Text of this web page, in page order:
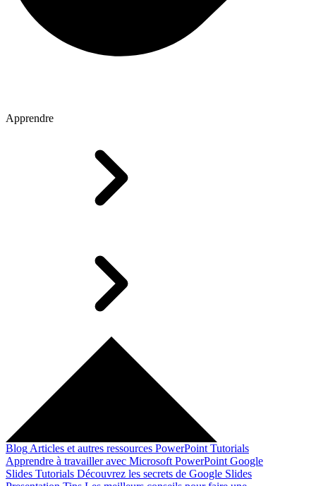
Apprendre
Blog Articles et autres ressources PowerPoint Tutorials
Apprendre à travailler avec Microsoft PowerPoint Google
Slides Tutorials Découvrez les secrets de Google Slides